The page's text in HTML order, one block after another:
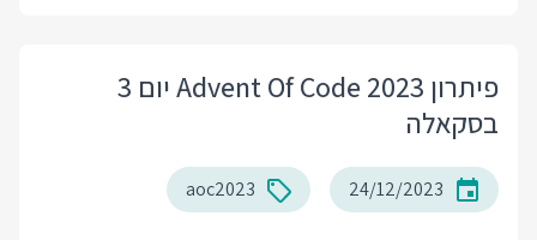
פיתרון Advent Of Code 2023 יום 3
בסקאלה
24/12/2023
aoc2023